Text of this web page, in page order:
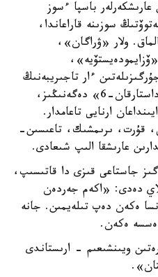
باسپا ءسوز
سوزىنە قاراعاندا،
ولار «ۋراگان»،
جۇرگىزىلەتىن ءار تاجىريبەنىڭ
اتاۋى سويلەپ تۇر. ماسەلەن، «داستارقان-6» دەگەنىڭىز،
ارنايى تاعامدار.
قۇرت، ىرىمشىك، تاعىسىن-
عارىشقا الىپ شىعادى.
جاستاعى قىزى دا قاتىسىپ،
دەدى: «اكەم جەردەن
ەكەن دەپ تىلەيمىن. جانە
ەكەن.
ويىنشىعىم - ارىستاندى